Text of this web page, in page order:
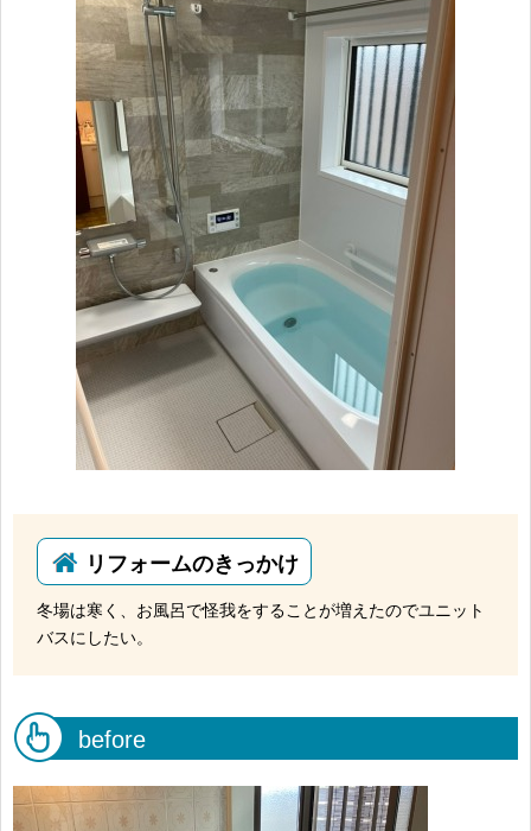
リフォームのきっかけ
冬場は寒く、お風呂で怪我をすることが増えたのでユニット
バスにしたい。
before